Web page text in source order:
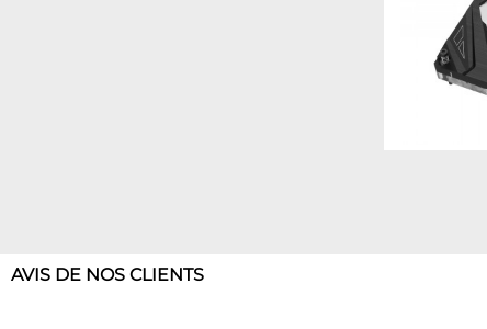
AVIS DE NOS CLIENTS